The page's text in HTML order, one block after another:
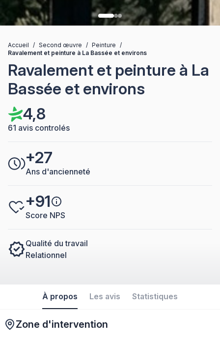
Accueil / Second œuvre / Peinture /
Ravalement et peinture à La Bassée et environs
Ravalement et peinture à La
Bassée et environs
4,8
61 avis controlés
+27
Ans d'ancienneté
+91
Score NPS
Qualité du travail
Relationnel
À propos Les avis Statistiques
Zone d'intervention